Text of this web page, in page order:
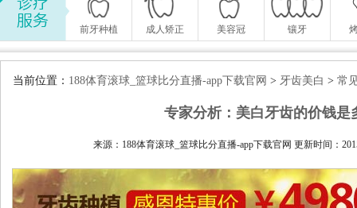
前牙种植 成人矫正 美容冠 镶牙
当前位置： 188体育滚球_篮球比分直播-app下载官网 > 牙齿美白 > 常
专家分析：美白牙齿的价钱是
来源：188体育滚球_篮球比分直播-app下载官网 更新时间：